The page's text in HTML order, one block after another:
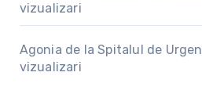
vizualizari
Agonia de la Spitalul de
vizualizari